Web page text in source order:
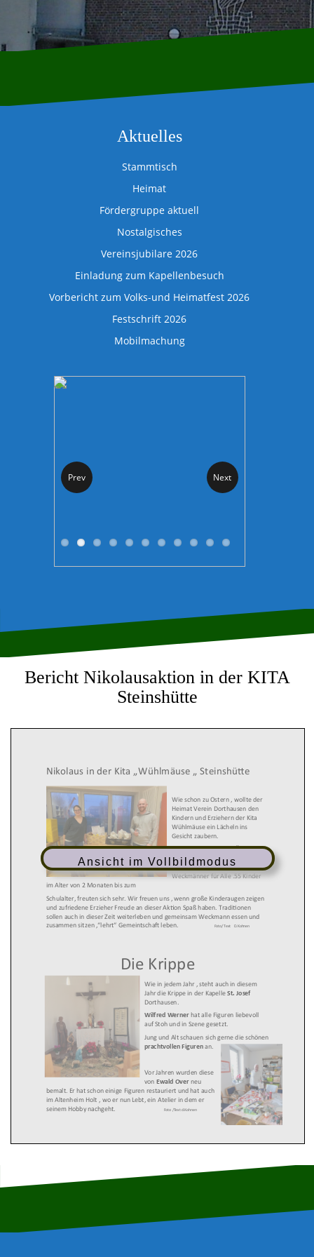
Aktuelles
Stammtisch
Heimat
Fördergruppe aktuell
Nostalgisches
Vereinsjubilare 2026
Einladung zum Kapellenbesuch
Vorbericht zum Volks-und Heimatfest 2026
Festschrift 2026
Mobilmachung
Prev Next
Bericht Nikolausaktion in der KITA
Steinshütte
Ansicht im Vollbildmodus
Nikolaus in der Kita „Wühlmäuse „ Steinshütte
Wie schon zu Ostern , wollte der
Heimat Verein Dorthausen den
Kindern und Erziehern der Kita
Wühlmäuse ein Lächeln ins
Gesicht zaubern.
Mit einer großen Kiste Äpfeln,
Mandarinen, Nüssen und natürlich
Kinderschokolade sowie
Weckmänner für Alle .55 Kinder
im Alter von 2 Monaten bis zum
Schulalter, freuten sich sehr. Wir freuen uns , wenn große Kinderaugen zeigen
und zufriedene Erzieher Freude an dieser Aktion Spaß haben. Traditionen
sollen auch in dieser Zeit weiterleben und gemeinsam Weckmann essen und
zusammen sitzen ,“lehrt“ Gemeintschaft leben.
Foto/ Text D.Kohnen
Die Krippe
Wie in jedem Jahr , steht auch in diesem
Jahr die Krippe in der Kapelle St. Josef
Dorthausen.
Wilfred Werner hat alle Figuren liebevoll
auf Stoh und in Szene gesetzt.
Jung und Alt schauen sich gerne die schönen
prachtvollen Figurenan.
Vor Jahren wurden diese
von Ewald Over neu
bemalt. Er hat schon einige Figuren restauriert und hat auch
im Altenheim Holt , wo er nun Lebt, ein Atelier in dem er
seinem Hobby nachgeht.
Foto /Text d.Kohnen